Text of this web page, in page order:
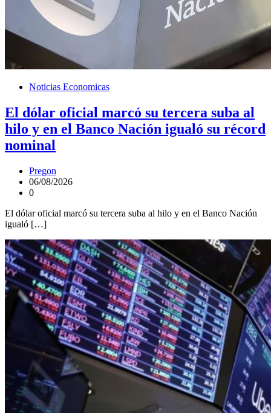
Noticias Economicas
El dólar oficial marcó su tercera suba al
hilo y en el Banco Nación igualó su récord
nominal
Pregon
06/08/2026
0
El dólar oficial marcó su tercera suba al hilo y en el Banco Nación
igualó […]